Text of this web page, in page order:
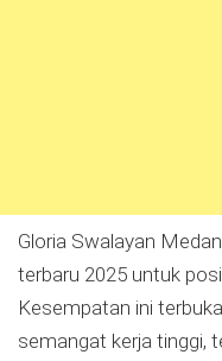
Gloria Swalayan
terbaru 2025 untuk
Kesempatan ini
semangat kerja tinggi,